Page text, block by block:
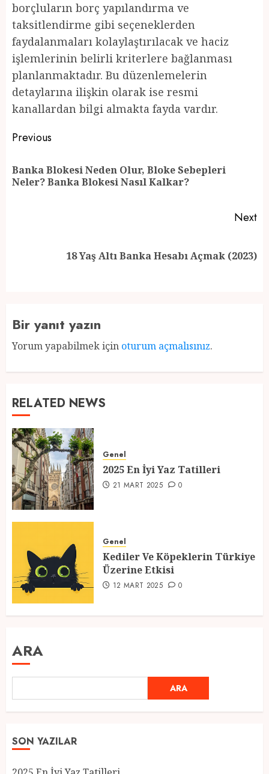
borçluların borç yapılandırma ve
taksitlendirme gibi seçeneklerden
faydalanmaları kolaylaştırılacak ve haciz
işlemlerinin belirli kriterlere bağlanması
planlanmaktadır. Bu düzenlemelerin
detaylarına ilişkin olarak ise resmi
kanallardan bilgi almakta fayda vardır.
Post
navigation
Previous
Banka Blokesi Neden Olur, Bloke Sebepleri
Neler? Banka Blokesi Nasıl Kalkar?
Next
18 Yaş Altı Banka Hesabı Açmak (2023)
Bir yanıt yazın
Yorum yapabilmek için oturum açmalısınız.
RELATED NEWS
Genel
2025 En İyi Yaz Tatilleri
21 MART 2025 0
Genel
Kediler Ve Köpeklerin Türkiye
Üzerine Etkisi
12 MART 2025 0
ARA
ARA
SON YAZILAR